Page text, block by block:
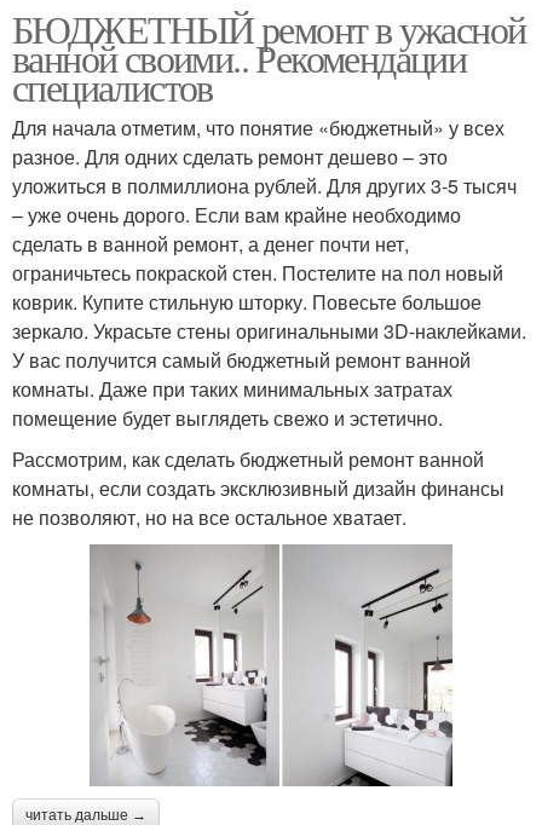
БЮДЖЕТНЫЙ ремонт в ужасной
ванной своими.. Рекомендации
специалистов
Для начала отметим, что понятие «бюджетный» у всех
разное. Для одних сделать ремонт дешево – это
уложиться в полмиллиона рублей. Для других 3-5 тысяч
– уже очень дорого. Если вам крайне необходимо
сделать в ванной ремонт, а денег почти нет,
ограничьтесь покраской стен. Постелите на пол новый
коврик. Купите стильную шторку. Повесьте большое
зеркало. Украсьте стены оригинальными 3D-наклейками.
У вас получится самый бюджетный ремонт ванной
комнаты. Даже при таких минимальных затратах
помещение будет выглядеть свежо и эстетично.
Рассмотрим, как сделать бюджетный ремонт ванной
комнаты, если создать эксклюзивный дизайн финансы
не позволяют, но на все остальное хватает.
читать дальше →